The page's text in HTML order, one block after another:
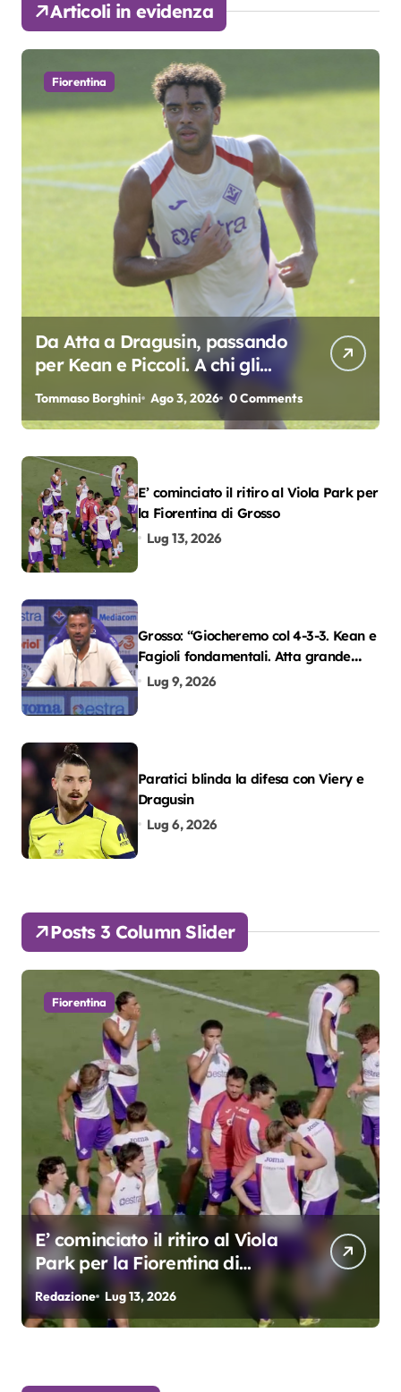
Articoli in evidenza
Fiorentina
Da Atta a Dragusin, passando
per Kean e Piccoli. A chi gli
oscar del precampionato?
Tommaso Borghini Ago 3, 2026 0 Comments
E’ cominciato il ritiro al Viola Park per
la Fiorentina di Grosso
Lug 13, 2026
Grosso: “Giocheremo col 4-3-3. Kean e
Fagioli fondamentali. Atta grande
colpo”
Lug 9, 2026
Paratici blinda la difesa con Viery e
Dragusin
Lug 6, 2026
Posts 3 Column Slider
Fiorentina
Grosso: “Giocheremo col 4-3-
3. Kean e Fagioli
fondamentali. Atta grande
colpo”
Redazione Lug 9, 2026